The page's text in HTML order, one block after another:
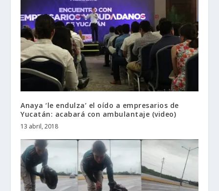
Anaya ‘le endulza’ el oído a empresarios de
Yucatán: acabará con ambulantaje (video)
13 abril, 2018